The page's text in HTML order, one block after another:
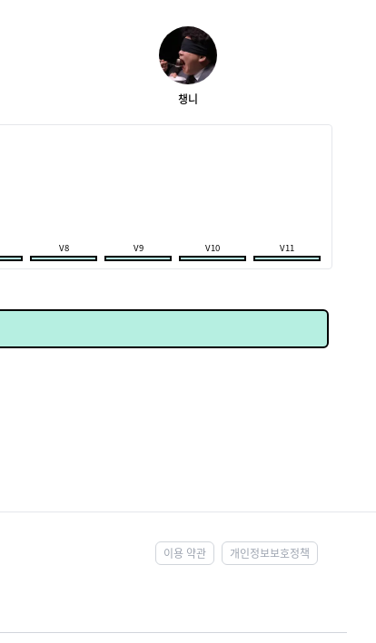
챙니
V8 V9 V10 V11
이용 약관 개인정보보호정책